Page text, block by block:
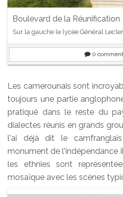
Boulevard de la Réunification
Sur la gauche le lycée Général
0
Les camerounais sont
toujours une partie
pratiqué dans le reste du
dialectes réunis en grands
l'ai déjà dit le
monument de l'indépendance
les ethnies sont
mosaïque avec les scènes